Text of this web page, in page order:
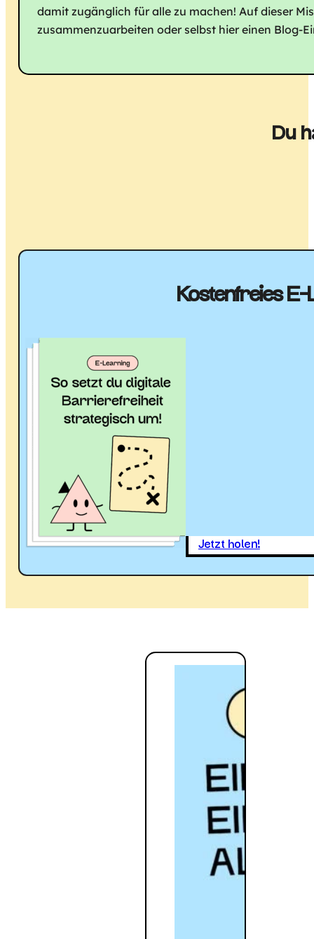
damit zugänglich für alle zu machen! Auf dieser
zusammenzuarbeiten oder selbst hier einen Blog-
Du
Kostenfreies
Jetzt holen!